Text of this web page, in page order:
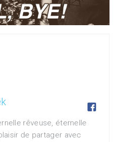

rêveuse, éternelle
de partager avec